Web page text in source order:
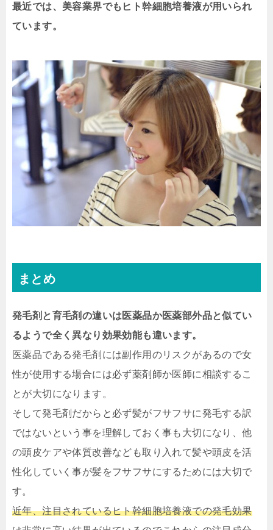
最近では、美容業界でもヒト幹細胞培養液が用いられ
ています。
まとめ
発毛剤と育毛剤の違いは医薬品か医薬部外品と似てい
るようで全く異なり効果効能も違います。
医薬品である発毛剤には副作用のリスクがあるので女
性が使用する場合には必ず薬剤師か医師に相談するこ
とが大切になります。
そして発毛剤だからと必ず髪がフサフサに発毛する訳
ではないという事を理解しておく事も大切になり、他
の頭皮ケアや体質改善なども取り入れて髪や頭皮を活
性化していく事が髪をフサフサにするためには大切で
す。
近年、注目されているヒト幹細胞培養液での発毛効果